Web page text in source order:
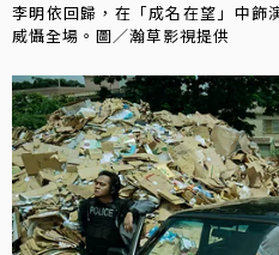
李明依回歸，在「成名在望」中飾
威懾全場。圖／瀚草影視提供